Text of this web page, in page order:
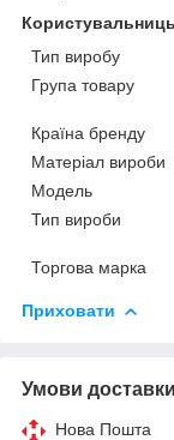
Тип виробу
Група товару
Країна бренду
Матеріал вироби
Мoдель
Тип вироби
Торгова марка
Приховати
Умови доставки
Нова Пошта